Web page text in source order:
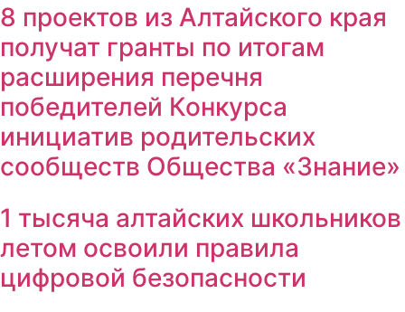
8 проектов из Алтайского края
получат гранты по итогам
расширения перечня
победителей Конкурса
инициатив родительских
сообществ Общества «Знание»
1 тысяча алтайских школьников
летом освоили правила
цифровой безопасности